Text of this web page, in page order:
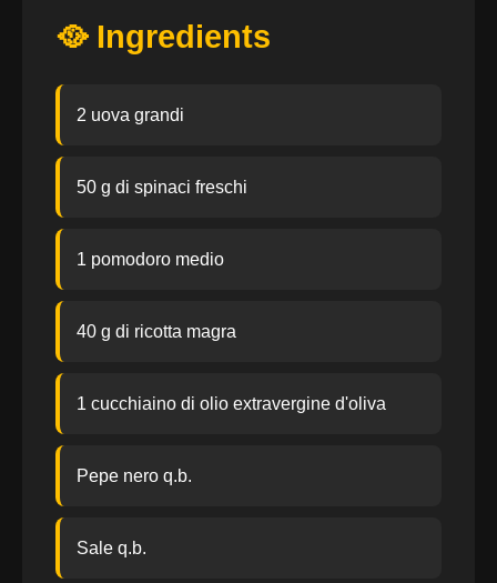
🥘 Ingredients
2 uova grandi
50 g di spinaci freschi
1 pomodoro medio
40 g di ricotta magra
1 cucchiaino di olio extravergine d'oliva
Pepe nero q.b.
Sale q.b.